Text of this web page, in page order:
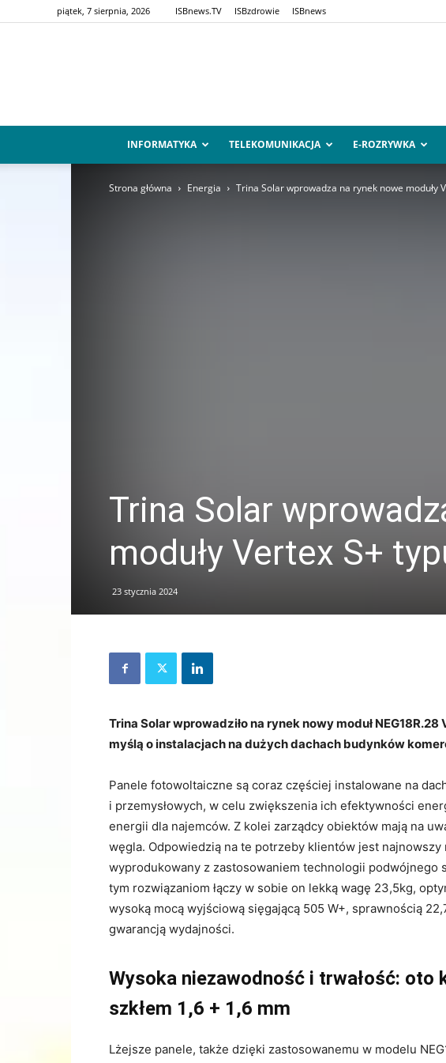
piątek, 7 sierpnia, 2026 ISBnews.TV ISBzdrowie ISBnews
INFORMATYKA TELEKOMUNIKACJA E-ROZRYWKA
Strona główna Energia Trina Solar wprowadza na rynek nowe moduły
Trina Solar
moduły Vertex S+
23 stycznia 2024
Trina Solar wprowadziło na rynek nowy moduł
myślą o instalacjach na dużych dachach budynków
Panele fotowoltaiczne są coraz częściej instalowane na
i przemysłowych, w celu zwiększenia ich efektywności
energii dla najemców. Z kolei zarządcy obiektów mają na
węgla. Odpowiedzią na te potrzeby klientów jest najnowszy
wyprodukowany z zastosowaniem technologii podwójnego
tym rozwiązaniom łączy w sobie on lekką wagę 23,5kg,
wysoką mocą wyjściową sięgającą 505 W+, sprawnością
gwarancją wydajności.
Wysoka niezawodność i trwałość: oto
szkłem 1,6 + 1,6 mm
Lżejsze panele, także dzięki zastosowanemu w modelu